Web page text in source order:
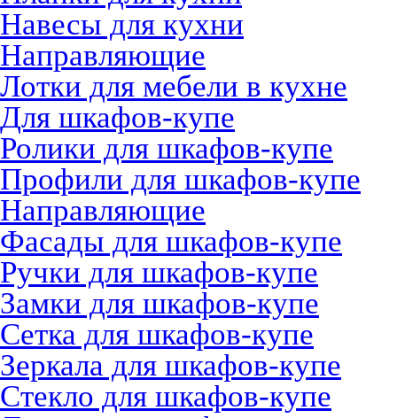
Навесы для кухни
Направляющие
Лотки для мебели в кухне
Для шкафов-купе
Ролики для шкафов-купе
Профили для шкафов-купе
Направляющие
Фасады для шкафов-купе
Ручки для шкафов-купе
Замки для шкафов-купе
Сетка для шкафов-купе
Зеркала для шкафов-купе
Стекло для шкафов-купе